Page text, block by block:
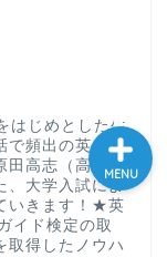
はじめとした生
で頻出の英会話
田高志（高校の
大学入試によ
いきます！★英
イド検定の取
取得したノウハ
MENU